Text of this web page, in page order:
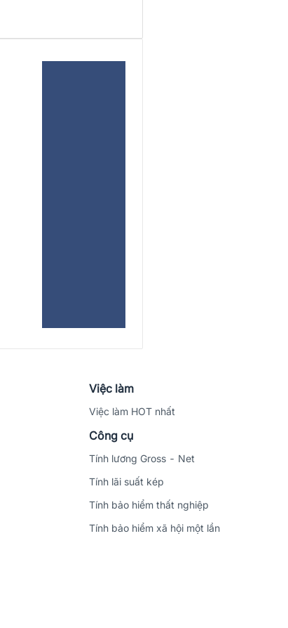
Việc làm
Việc làm HOT nhất
Công cụ
Tính lương Gross - Net
Tính lãi suất kép
Tính bảo hiểm thất nghiệp
Tính bảo hiểm xã hội một lần